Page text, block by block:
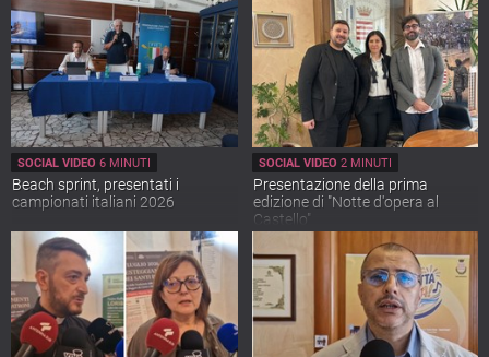
SOCIAL VIDEO 6 MINUTI
Beach sprint, presentati i
campionati italiani 2026
SOCIAL VIDEO 2 MINUTI
Presentazione della prima
edizione di "Notte d'opera al
Castello"